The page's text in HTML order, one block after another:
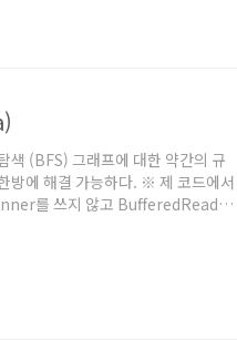
(BFS) 그래프에 대한 약간의 규
방에 해결 가능하다. ※ 제 코드에서
를 쓰지 않고 BufferedReader
의 팁을 원하시는 분들도 보시는걸